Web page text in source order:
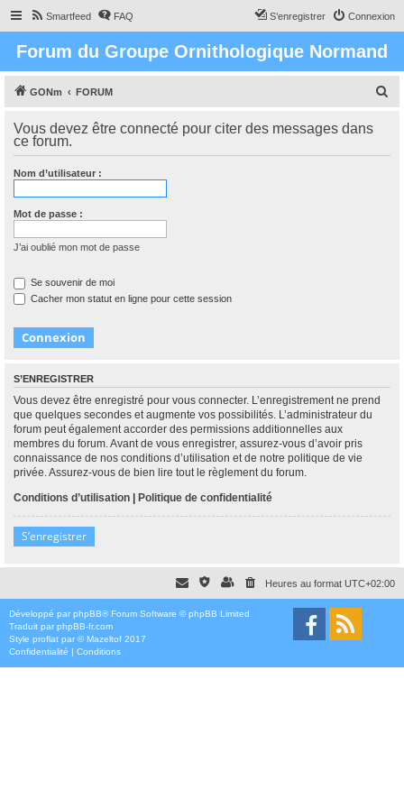
Smartfeed FAQ Connexion
S’enregistrer
Forum du Groupe Ornithologique Normand
GONm FORUM
h
Vous devez être connecté pour citer des messages dans
ce forum.
Nom d’utilisateur :
Mot de passe :
J’ai oublié mon mot de passe
Se souvenir de moi
Cacher mon statut en ligne pour cette session
S’ENREGISTRER
Vous devez être enregistré pour vous connecter. L’enregistrement ne prend
que quelques secondes et augmente vos possibilités. L’administrateur du
forum peut également accorder des permissions additionnelles aux
membres du forum. Avant de vous enregistrer, assurez-vous d’avoir pris
connaissance de nos conditions d’utilisation et de notre politique de vie
privée. Assurez-vous de bien lire tout le règlement du forum.
Conditions d’utilisation | Politique de confidentialité
S’enregistrer
Heures au format UTC+02:00
Développé par phpBB® Forum Software © phpBB Limited
Traduit par phpBB-fr.com
Style proflat par ©Mazeltof 2017
Confidentialité | Conditions